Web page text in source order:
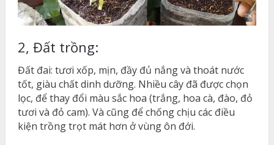
2, Đất trồng:
Đất đai: tươi xốp, mịn, đầy đủ nắng và thoát nước
tốt, giàu chất dinh dưỡng. Nhiều cây đã được chọn
lọc, để thay đổi màu sắc hoa (trắng, hoa cà, đào, đỏ
tươi và đỏ cam). Và cũng để chống chịu các điều
kiện trồng trọt mát hơn ở vùng ôn đới.